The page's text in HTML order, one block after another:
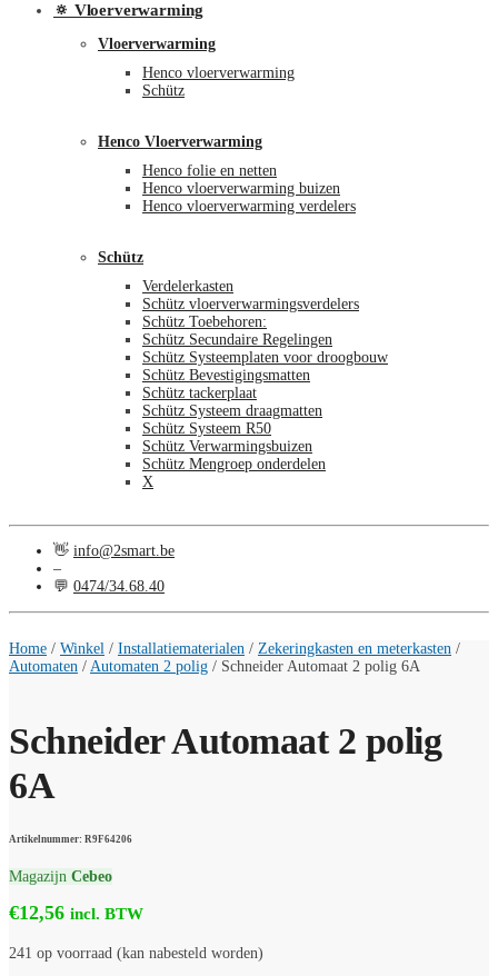
🔅 Vloerverwarming
Vloerverwarming
Henco vloerverwarming
Schütz
Henco Vloerverwarming
Henco folie en netten
Henco vloerverwarming buizen
Henco vloerverwarming verdelers
Schütz
Verdelerkasten
Schütz vloerverwarmingsverdelers
Schütz Toebehoren:
Schütz Secundaire Regelingen
Schütz Systeemplaten voor droogbouw
Schütz Bevestigingsmatten
Schütz tackerplaat
Schütz Systeem draagmatten
Schütz Systeem R50
Schütz Verwarmingsbuizen
Schütz Mengroep onderdelen
X
👋 info@2smart.be
–
💬 0474/34.68.40
Home / Winkel / Installatiematerialen / Zekeringkasten en meterkasten /
Automaten / Automaten 2 polig / Schneider Automaat 2 polig 6A
Schneider Automaat 2 polig
6A
Artikelnummer: R9F64206
Magazijn Cebeo
€12,56 incl. BTW
241 op voorraad (kan nabesteld worden)